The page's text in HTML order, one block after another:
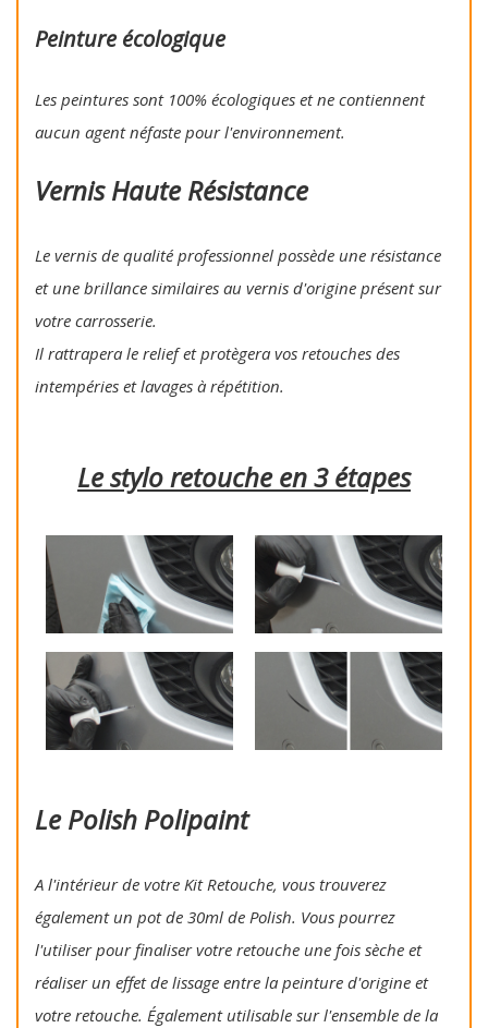
Peinture écologique
Les peintures sont 100% écologiques et ne contiennent
aucun agent néfaste pour l'environnement.
Vernis Haute Résistance
Le vernis de qualité professionnel possède une résistance
et une brillance similaires au vernis d'origine présent sur
votre carrosserie.
Il rattrapera le relief et protègera vos retouches des
intempéries et lavages à répétition.
Le stylo retouche en 3 étapes
Le Polish Polipaint
A l'intérieur de votre Kit Retouche, vous trouverez
également un pot de 30ml de Polish. Vous pourrez
l'utiliser pour finaliser votre retouche une fois sèche et
réaliser un effet de lissage entre la peinture d'origine et
votre retouche. Également utilisable sur l'ensemble de la